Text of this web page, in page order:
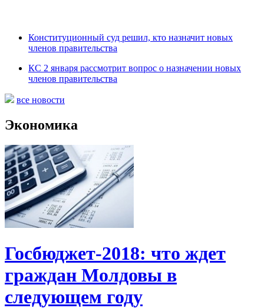
Конституционный суд решил, кто назначит новых
членов правительства
КС 2 января рассмотрит вопрос о назначении новых
членов правительства
все новости
Экономика
Госбюджет-2018: что ждет
граждан Молдовы в
следующем году